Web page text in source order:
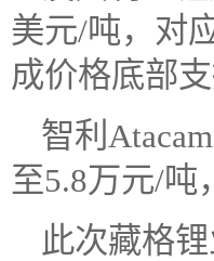
美元/吨，对
成价格底部支
智利
至5.8万元/吨
此次藏格